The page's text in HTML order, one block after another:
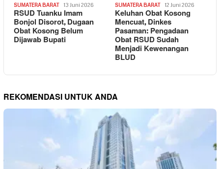
SUMATERA BARAT 13 Juni 2026
RSUD Tuanku Imam
Bonjol Disorot, Dugaan
Obat Kosong Belum
Dijawab Bupati
SUMATERA BARAT 12 Juni 2026
Keluhan Obat Kosong
Mencuat, Dinkes
Pasaman: Pengadaan
Obat RSUD Sudah
Menjadi Kewenangan
BLUD
REKOMENDASI UNTUK ANDA